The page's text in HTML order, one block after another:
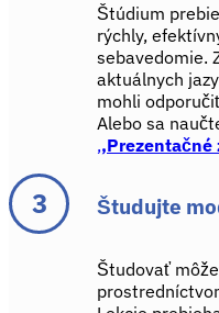
Štúdium
rýchly,
sebavedomie.
aktuálnych
mohli
Alebo sa
,
Študujte
Študovať